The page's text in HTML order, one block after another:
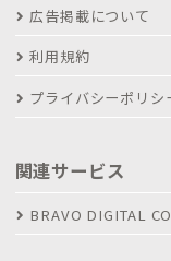
広告掲載について
利用規約
プライバシーポリシ
関連サービス
BRAVO DIGITAL